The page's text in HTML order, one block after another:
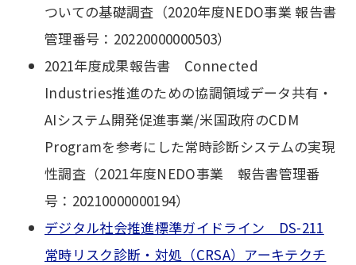
ついての基礎調査（2020年度NEDO事業 報告書
管理番号：20220000000503）
2021年度成果報告書 Connected
Industries推進のための協調領域データ共有・
AIシステム開発促進事業/米国政府のCDM
Programを参考にした常時診断システムの実現
性調査（2021年度NEDO事業 報告書管理番
号：20210000000194）
デジタル社会推進標準ガイドライン DS-211
常時リスク診断・対処（CRSA）アーキテクチ